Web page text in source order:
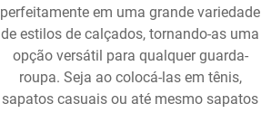
perfeitamente em uma grande variedade
de estilos de calçados, tornando-as uma
opção versátil para qualquer guarda-
roupa. Seja ao colocá-las em tênis,
sapatos casuais ou até mesmo sapatos